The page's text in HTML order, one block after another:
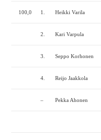
100,0 1. Heikki Varila
2. Kari Varpula
3. Seppo Korhonen
4. Reijo Jaakkola
– Pekka Ahonen